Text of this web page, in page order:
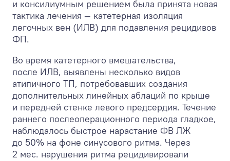
и консилиумным решением была принята новая
тактика лечения — катетерная изоляция
легочных вен (ИЛВ) для подавления рецидивов
ФП.
Во время катетерного вмешательства,
после ИЛВ, выявлены несколько видов
атипичного ТП, потребовавших создания
дополнительных линейных аблаций по крыше
и передней стенке левого предсердия. Течение
раннего послеоперационного периода гладкое,
наблюдалось быстрое нарастание ФВ ЛЖ
до 50% на фоне синусового ритма. Через
2 мес. нарушения ритма рецидивировали